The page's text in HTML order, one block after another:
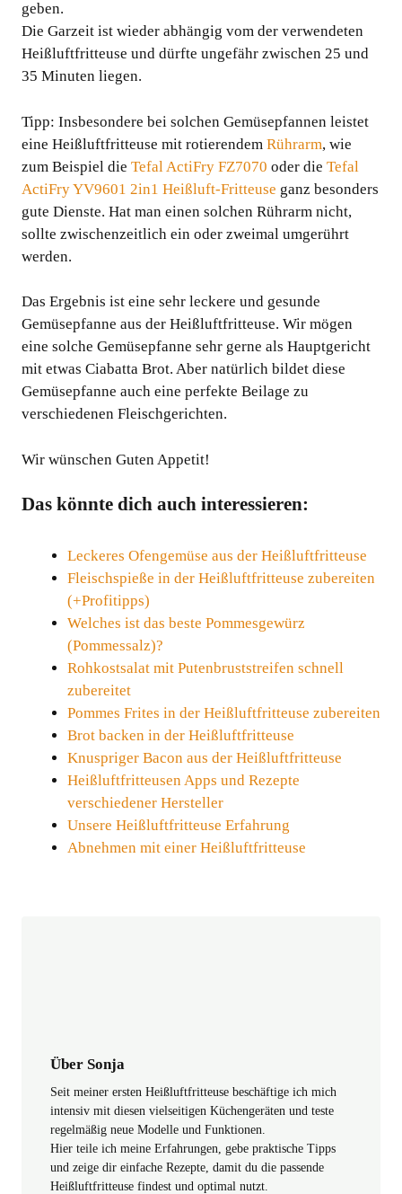
geben.
Die Garzeit ist wieder abhängig vom der verwendeten
Heißluftfritteuse und dürfte ungefähr zwischen 25 und
35 Minuten liegen.
Tipp: Insbesondere bei solchen Gemüsepfannen leistet
eine Heißluftfritteuse mit rotierendem Rührarm, wie
zum Beispiel die Tefal ActiFry FZ7070 oder die Tefal
ActiFry YV9601 2in1 Heißluft-Fritteuse ganz besonders
gute Dienste. Hat man einen solchen Rührarm nicht,
sollte zwischenzeitlich ein oder zweimal umgerührt
werden.
Das Ergebnis ist eine sehr leckere und gesunde
Gemüsepfanne aus der Heißluftfritteuse. Wir mögen
eine solche Gemüsepfanne sehr gerne als Hauptgericht
mit etwas Ciabatta Brot. Aber natürlich bildet diese
Gemüsepfanne auch eine perfekte Beilage zu
verschiedenen Fleischgerichten.
Wir wünschen Guten Appetit!
Das könnte dich auch interessieren:
Leckeres Ofengemüse aus der Heißluftfritteuse
Fleischspieße in der Heißluftfritteuse zubereiten
(+Profitipps)
Welches ist das beste Pommesgewürz
(Pommessalz)?
Rohkostsalat mit Putenbruststreifen schnell
zubereitet
Pommes Frites in der Heißluftfritteuse zubereiten
Brot backen in der Heißluftfritteuse
Knuspriger Bacon aus der Heißluftfritteuse
Heißluftfritteusen Apps und Rezepte
verschiedener Hersteller
Unsere Heißluftfritteuse Erfahrung
Abnehmen mit einer Heißluftfritteuse
Über Sonja
Seit meiner ersten Heißluftfritteuse beschäftige ich mich
intensiv mit diesen vielseitigen Küchengeräten und teste
regelmäßig neue Modelle und Funktionen.
Hier teile ich meine Erfahrungen, gebe praktische Tipps
und zeige dir einfache Rezepte, damit du die passende
Heißluftfritteuse findest und optimal nutzt.